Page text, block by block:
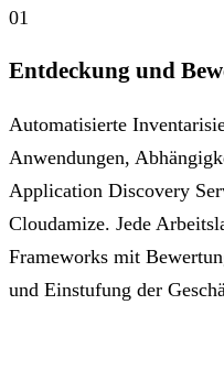
01
Entdeckung und
Automatisierte
Anwendungen,
Application Discovery
Cloudamize. Jede
Frameworks mit
und Einstufung der